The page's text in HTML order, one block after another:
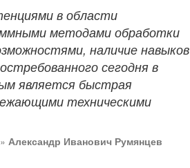
в области
методами обработки
наличие навыков
сегодня в
является быстрая
техническими
Александр Иванович Румянцев